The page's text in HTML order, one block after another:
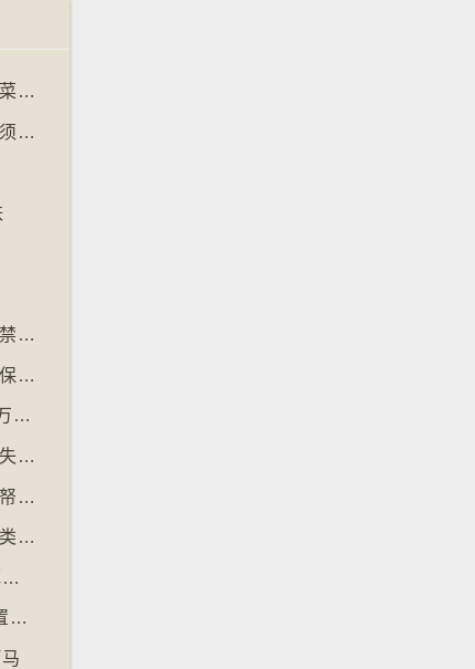
【十万八千里】米芝莲两星餐厅东主涉供应蚂蚁菜式 检方求囚一年
【十万八千里】阿根廷法庭宣判金鱼有感知能力须从寿司店移走
【十万八千里】美加边境跨国图书馆美国正门被禁另开「加拿大」门
【十万八千里】德国巴伐利亚州以地区货币作环保金融工具
【十万八千里】印度以新电脑系统改卷致逾200万考生成绩或有出错
【十万八千里】纽约科技公司研究人工智能代理失控情况
【十万八千里】瑞典提出「从萤幕回归书本」公帑购买实体书
【十万八千里】阿姆斯特丹禁止公共空间展示肉类和化石燃料广告已促进碳中和
【十万八千里】联合国报告指出每年有84万人死于工作情况欠佳
【十万八千里】每年逾3万吨进口旧衣物 遭弃置于智利北部沙漠